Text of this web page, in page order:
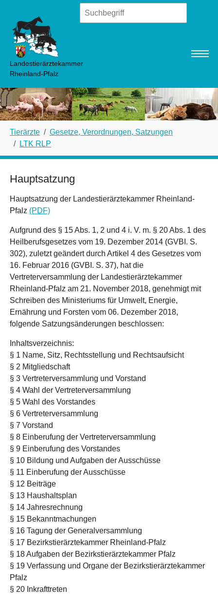
Zum Hauptinhalt springen
Landestierärztekammer
Rheinland-Pfalz
Tierärzte
Gesetze, Verordnungen, Satzungen
LTK RLP
Hauptsatzung
Hauptsatzung der Landestierärztekammer Rheinland-
Pfalz (PDF)
Aufgrund des § 15 Abs. 1, 2 und 4 i. V. m. § 20 Abs. 1 des
Heilberufsgesetzes vom 19. Dezember 2014 (GVBI. S.
302), zuletzt geändert durch Artikel 4 des Gesetzes vom
16. Februar 2016 (GVBI. S. 37), hat die
Vertreterversammlung der Landestierärztekammer
Rheinland-Pfalz am 21. November 2018, genehmigt mit
Schreiben des Ministeriums für Umwelt, Energie,
Ernährung und Forsten vom 06. Dezember 2018,
folgende Satzungsänderungen beschlossen:
Inhaltsverzeichnis:
§ 1 Name, Sitz, Rechtsstellung und Rechtsaufsicht
§ 2 Mitgliedschaft
§ 3 Vertreterversammlung und Vorstand
§ 4 Wahl der Vertreterversammlung
§ 5 Wahl des Vorstandes
§ 6 Vertreterversammlung
§ 7 Vorstand
§ 8 Einberufung der Vertreterversammlung
§ 9 Einberufung des Vorstandes
§ 10 Bildung und Aufgaben der Ausschüsse
§ 11 Einberufung der Ausschüsse
§ 12 Beiträge
§ 13 Haushaltsplan
§ 14 Jahresrechnung
§ 15 Bekanntmachungen
§ 16 Tagung der Generalversammlung
§ 17 Bezirkstierärztekammer Rheinland-Pfalz
§ 18 Aufgaben der Bezirkstierärztekammer Pfalz
§ 19 Verfassung und Organe der Bezirkstierärztekammer
Pfalz
§ 20 Inkrafttreten